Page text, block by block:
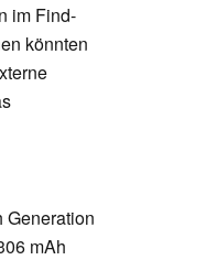
im Find-
könnten
Generation
mAh